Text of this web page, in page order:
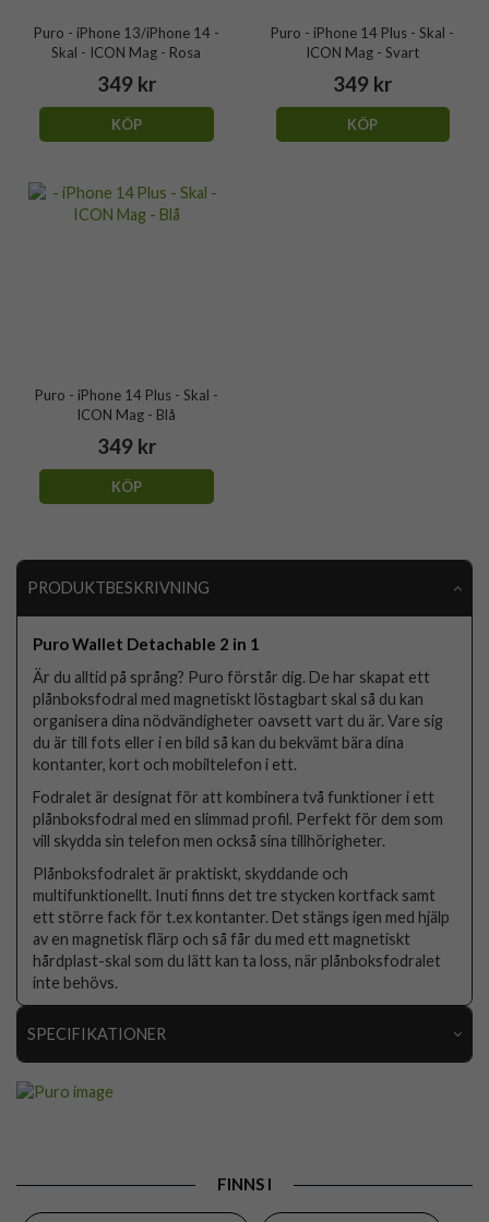
Puro - iPhone 13/iPhone 14 -
Skal - ICON Mag - Rosa
349 kr
KÖP
Puro - iPhone 14 Plus - Skal -
ICON Mag - Svart
349 kr
KÖP
Puro - iPhone 14 Plus - Skal -
ICON Mag - Blå
349 kr
KÖP
PRODUKTBESKRIVNING
Puro Wallet Detachable 2 in 1
Är du alltid på språng? Puro förstår dig. De har skapat ett
plånboksfodral med magnetiskt löstagbart skal så du kan
organisera dina nödvändigheter oavsett vart du är. Vare sig
du är till fots eller i en bild så kan du bekvämt bära dina
kontanter, kort och mobiltelefon i ett.
Fodralet är designat för att kombinera två funktioner i ett
plånboksfodral med en slimmad profil. Perfekt för dem som
vill skydda sin telefon men också sina tillhörigheter.
Plånboksfodralet är praktiskt, skyddande och
multifunktionellt. Inuti finns det tre stycken kortfack samt
ett större fack för t.ex kontanter. Det stängs igen med hjälp
av en magnetisk flärp och så får du med ett magnetiskt
hårdplast-skal som du lätt kan ta loss, när plånboksfodralet
inte behövs.
SPECIFIKATIONER
Kortfack, Löstagbart skal, Stativfunktion
FINNS I